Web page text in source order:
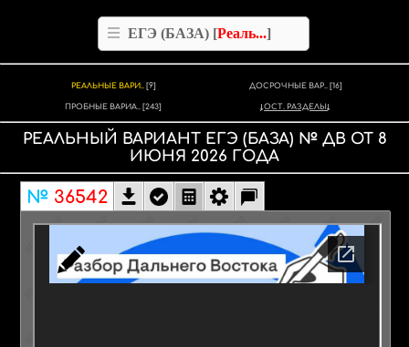
ЕГЭ (БАЗА) [Реаль...]
РЕАЛЬНЫЕ ВАРИ.. [9] ДОСРОЧНЫЕ ВАР.. [16]
ПРОБНЫЕ ВАРИА.. [243] ОСТ. РАЗДЕЛЫ
РЕАЛЬНЫЙ ВАРИАНТ ЕГЭ (БАЗА) № ДВОТ 8
ИЮНЯ 2026 ГОДА
№ 36542